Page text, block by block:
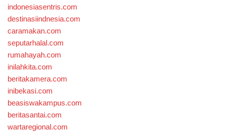
indonesiasentris.com
destinasiindnesia.com
caramakan.com
seputarhalal.com
rumahayah.com
inilahkita.com
beritakamera.com
inibekasi.com
beasiswakampus.com
beritasantai.com
wartaregional.com